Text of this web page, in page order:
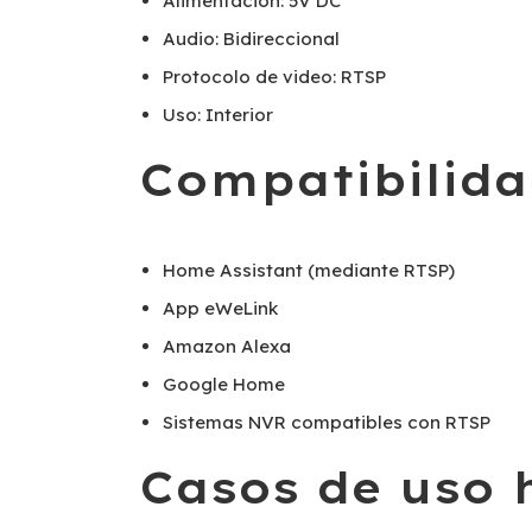
Audio: Bidireccional
Protocolo de video: RTSP
Uso: Interior
Home Assistant (mediante RTSP)
App eWeLink
Amazon Alexa
Google Home
Sistemas NVR compatibles con RTSP
Casos de uso